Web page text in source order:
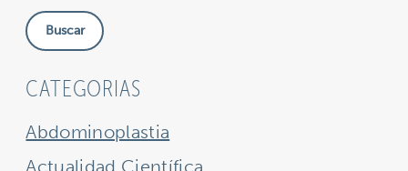
nuestra
sitioBuscar
CATEGORIAS
Abdominoplastia
Actualidad Científica